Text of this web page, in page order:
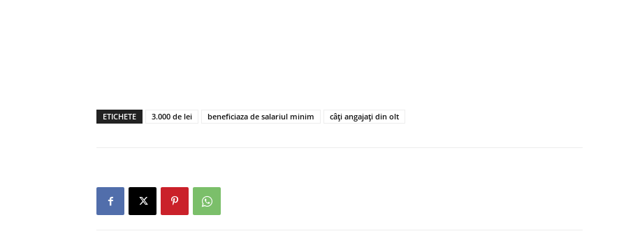
ETICHETE 3.000 de lei beneficiaza de salariul minim câți angajați din olt